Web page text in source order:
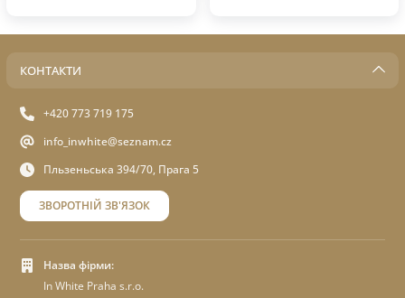
КОНТАКТИ
+420 773 719 175
info_inwhite@seznam.cz
Пльзеньська 394/70, Прага 5
ЗВОРОТНІЙ ЗВ'ЯЗОК
Назва фірми:
In White Praha s.r.o.